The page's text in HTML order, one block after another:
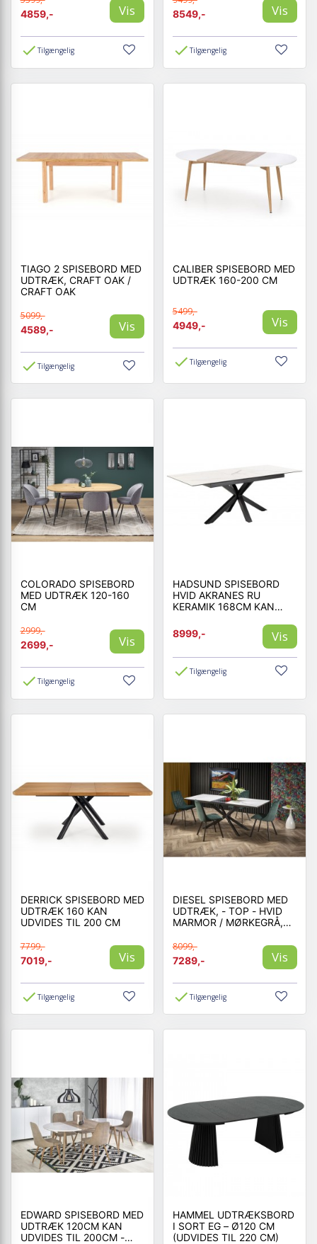
4859,-
Vis
Tilgængelig
8549,-
Vis
Tilgængelig
TIAGO 2 SPISEBORD MED
UDTRÆK, CRAFT OAK /
CRAFT OAK
5099,-
4589,-
Vis
Tilgængelig
CALIBER SPISEBORD MED
UDTRÆK 160-200 CM
5499,-
4949,-
Vis
Tilgængelig
COLORADO SPISEBORD
MED UDTRÆK 120-160
CM
2999,-
2699,-
Vis
Tilgængelig
HADSUND SPISEBORD
HVID AKRANES RU
KERAMIK 168CM KAN
8999,-
Vis
Tilgængelig
DERRICK SPISEBORD MED
UDTRÆK 160 KAN
UDVIDES TIL 200 CM
7799,-
7019,-
Vis
Tilgængelig
DIESEL SPISEBORD MED
UDTRÆK, - TOP - HVID
MARMOR / MØRKEGRÅ,
8099,-
7289,-
Vis
Tilgængelig
EDWARD SPISEBORD MED
UDTRÆK 120CM KAN
UDVIDES TIL 200CM -
HAMMEL UDTRÆKSBORD
I SORT EG – Ø120 CM
(UDVIDES TIL 220 CM)